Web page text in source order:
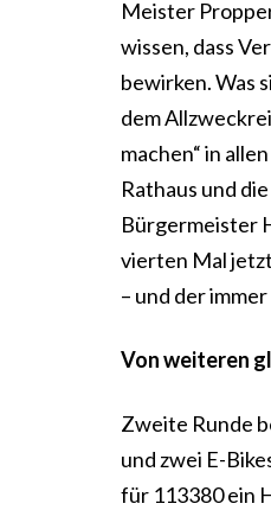
Meister
wissen, dass
bewirken. Was
dem
machen“ in
Rathaus und
Bürgermeister
vierten Mal
– und der
Von weiteren
Zweite Runde
und zwei E-
für 113380 ein